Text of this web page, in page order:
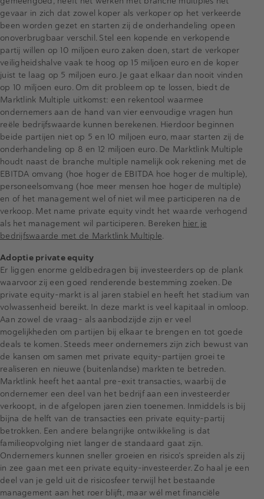
gevaar in zich dat zowel koper als verkoper op het verkeerde
been worden gezet en starten zij de onderhandeling opeen
onoverbrugbaar verschil. Stel een kopende en verkopende
partij willen op 10 miljoen euro zaken doen, start de verkoper
veiligheidshalve vaak te hoog op 15 miljoen euro en de koper
juist te laag op 5 miljoen euro. Je gaat elkaar dan nooit vinden
op 10 miljoen euro. Om dit probleem op te lossen, biedt de
Marktlink Multiple uitkomst: een rekentool waarmee
ondernemers aan de hand van vier eenvoudige vragen hun
reële bedrijfswaarde kunnen berekenen. Hierdoor beginnen
beide partijen niet op 5 en 10 miljoen euro, maar starten zij de
onderhandeling op 8 en 12 miljoen euro. De Marktlink Multiple
houdt naast de branche multiple namelijk ook rekening met de
EBITDA omvang (hoe hoger de EBITDA hoe hoger de multiple),
personeelsomvang (hoe meer mensen hoe hoger de multiple)
en of het management wel of niet wil mee participeren na de
verkoop. Met name private equity vindt het waarde verhogend
als het management wil participeren. Bereken hier je
bedrijfswaarde met de Marktlink Multiple.
Adoptie private equity
Er liggen enorme geldbedragen bij investeerders op de plank
waarvoor zij een goed renderende bestemming zoeken. De
private equity-markt is al jaren stabiel en heeft het stadium van
volwassenheid bereikt. In deze markt is veel kapitaal in omloop.
Aan zowel de vraag- als aanbodzijde zijn er veel
mogelijkheden om partijen bij elkaar te brengen en tot goede
deals te komen. Steeds meer ondernemers zijn zich bewust van
de kansen om samen met private equity-partijen groei te
realiseren en nieuwe (buitenlandse) markten te betreden.
Marktlink heeft het aantal pre-exit transacties, waarbij de
ondernemer een deel van het bedrijf aan een investeerder
verkoopt, in de afgelopen jaren zien toenemen. Inmiddels is bij
bijna de helft van de transacties een private equity-partij
betrokken. Een andere belangrijke ontwikkeling is dat
familieopvolging niet langer de standaard gaat zijn.
Ondernemers kunnen sneller groeien en risico’s spreiden als zij
in zee gaan met een private equity-investeerder. Zo haal je een
deel van je geld uit de risicosfeer terwijl het bestaande
management aan het roer blijft, maar wél met financiële